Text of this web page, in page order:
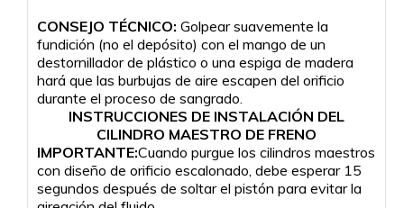
CONSEJO TÉCNICO: Golpear suavemente la
fundición (no el depósito) con el mango de un
destornillador de plástico o una espiga de madera
hará que las burbujas de aire escapen del orificio
durante el proceso de sangrado.
INSTRUCCIONES DE INSTALACIÓN DEL
CILINDRO MAESTRO DE FRENO
IMPORTANTE:Cuando purgue los cilindros maestros
con diseño de orificio escalonado, debe esperar 15
segundos después de soltar el pistón para evitar la